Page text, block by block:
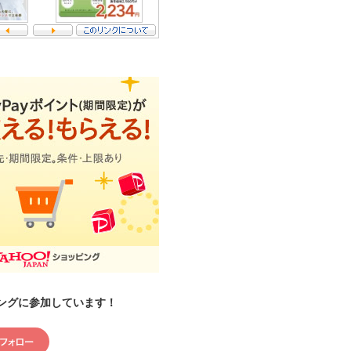
グに参加しています！